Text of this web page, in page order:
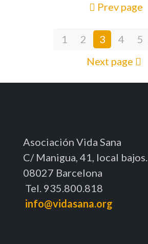
Prev page
1 2 3 4 5
Next page
Asociación Vida Sana
C/ Manigua, 41, local bajos.
08027 Barcelona
Tel. 935.800.818
info@vidasana.org